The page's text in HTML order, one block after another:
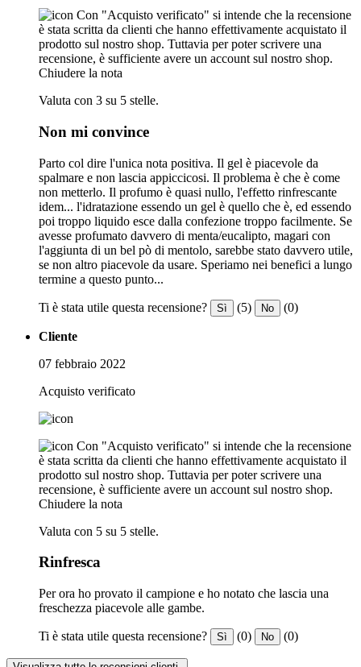
Con "Acquisto verificato" si intende che la recensione
è stata scritta da clienti che hanno effettivamente acquistato il
prodotto sul nostro shop. Tuttavia per poter scrivere una
recensione, è sufficiente avere un account sul nostro shop.
Chiudere la nota
Valuta con 3 su 5 stelle.
Non mi convince
Parto col dire l'unica nota positiva. Il gel è piacevole da
spalmare e non lascia appiccicosi. Il problema è che è come
non metterlo. Il profumo è quasi nullo, l'effetto rinfrescante
idem... l'idratazione essendo un gel è quello che è, ed essendo
poi troppo liquido esce dalla confezione troppo facilmente. Se
avesse profumato davvero di menta/eucalipto, magari con
l'aggiunta di un bel pò di mentolo, sarebbe stato davvero utile,
se non altro piacevole da usare. Speriamo nei benefici a lungo
termine a questo punto...
Ti è stata utile questa recensione? Sì (5) No (0)
Cliente
07 febbraio 2022
Acquisto verificato
Con "Acquisto verificato" si intende che la recensione
è stata scritta da clienti che hanno effettivamente acquistato il
prodotto sul nostro shop. Tuttavia per poter scrivere una
recensione, è sufficiente avere un account sul nostro shop.
Chiudere la nota
Valuta con 5 su 5 stelle.
Rinfresca
Per ora ho provato il campione e ho notato che lascia una
freschezza piacevole alle gambe.
Ti è stata utile questa recensione? Sì (0) No (0)